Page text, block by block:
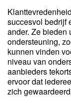
succesvol bedrijf
ander. Ze bieden
ondersteuning,
kunnen vinden
niveau van
aanbieders
ervoor dat
zich